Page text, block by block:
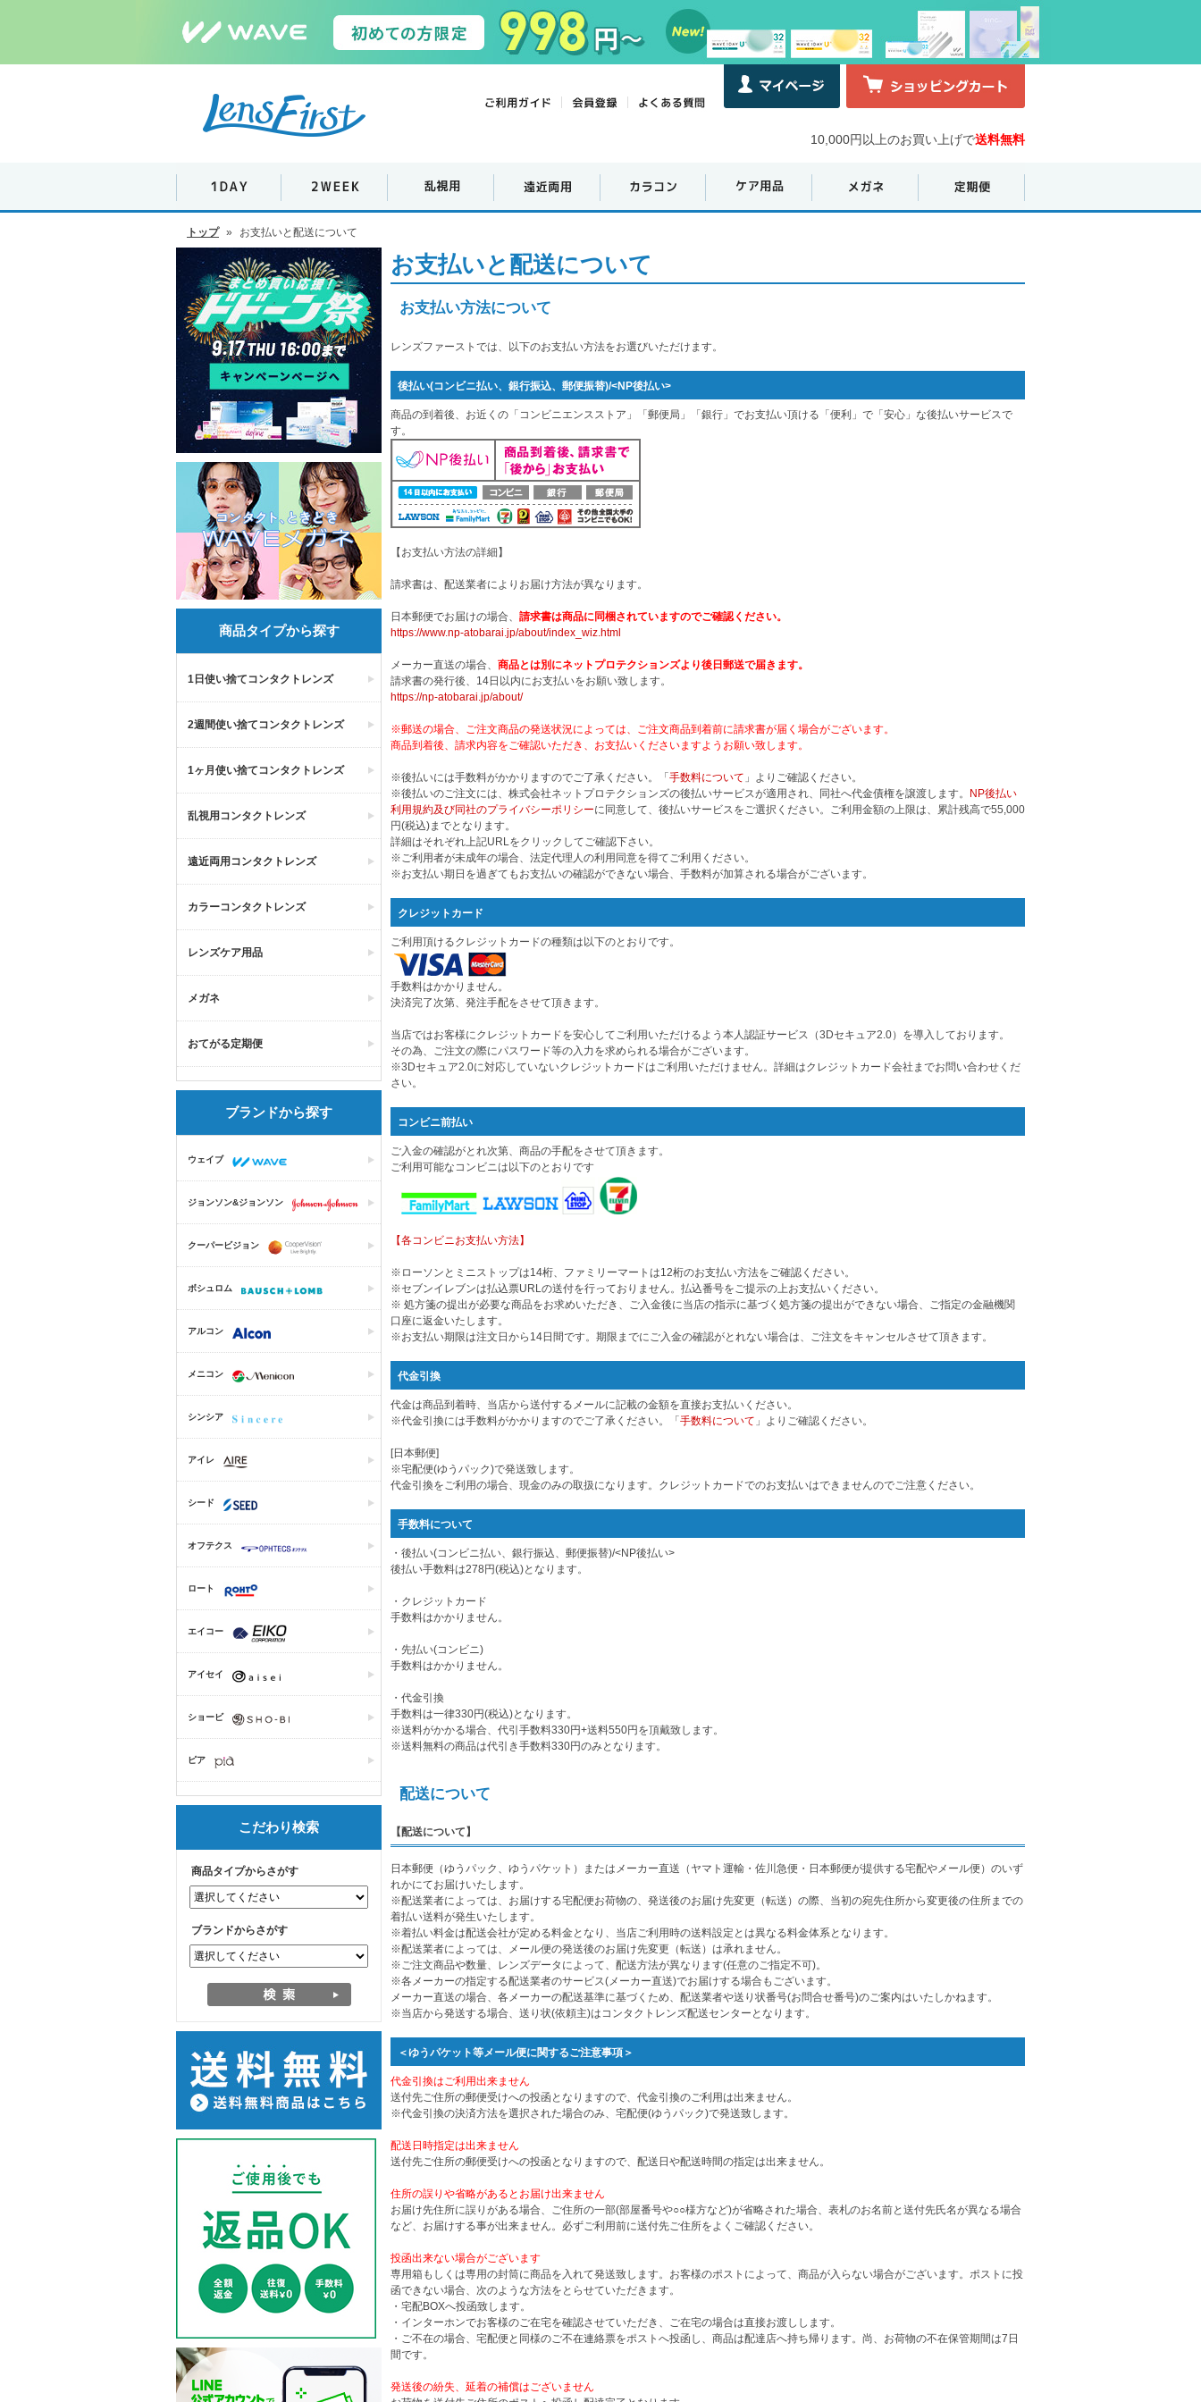
10,000円以上のお買い上げで送料無料
トップ » お支払いと配送について
商品タイプから探す
1日使い捨てコンタクトレンズ
2週間使い捨てコンタクトレンズ
1ヶ月使い捨てコンタクトレンズ
乱視用コンタクトレンズ
遠近両用コンタクトレンズ
カラーコンタクトレンズ
レンズケア用品
メガネ
おてがる定期便
ブランドから探す
ウェイブ
ジョンソン&ジョンソン
クーパービジョン
ボシュロム
アルコン
メニコン
シンシア
アイレ
シード
オフテクス
ロート
エイコー
アイセイ
ショービ
ピア
こだわり検索
商品タイプからさがす
ブランドからさがす
お支払いと配送について
お支払い方法について
レンズファーストでは、以下のお支払い方法をお選びいただけます。
後払い(コンビニ払い、銀行振込、郵便振替)/<NP後払い>
商品の到着後、お近くの「コンビニエンスストア」「郵便局」「銀行」でお支払い頂ける「便利」で「安心」な後払いサービスで
す。
【お支払い方法の詳細】
請求書は、配送業者によりお届け方法が異なります。
日本郵便でお届けの場合、 請求書は商品に同梱されていますのでご確認ください。
https://www.np-atobarai.jp/about/index_wiz.html
メーカー直送の場合、 商品とは別にネットプロテクションズより後日郵送で届きます。
請求書の発行後、14日以内にお支払いをお願い致します。
https://np-atobarai.jp/about/
※郵送の場合、ご注文商品の発送状況によっては、ご注文商品到着前に請求書が届く場合がございます。
商品到着後、請求内容をご確認いただき、お支払いくださいますようお願い致します。
※後払いには手数料がかかりますのでご了承ください。「 手数料について 」よりご確認ください。
※後払いのご注文には、株式会社ネットプロテクションズの後払いサービスが適用され、同社へ代金債権を譲渡します。
NP後払い
利用規約及び同社のプライバシーポリシーに同意して、後払いサービスをご選択ください。ご利用金額の上限は、累計残高で55,000
円(税込)までとなります。
詳細はそれぞれ上記URLをクリックしてご確認下さい。
※ご利用者が未成年の場合、法定代理人の利用同意を得てご利用ください。
※お支払い期日を過ぎてもお支払いの確認ができない場合、手数料が加算される場合がございます。
クレジットカード
ご利用頂けるクレジットカードの種類は以下のとおりです。
手数料はかかりません。
決済完了次第、発注手配をさせて頂きます。
当店ではお客様にクレジットカードを安心してご利用いただけるよう本人認証サービス（3Dセキュア2.0）を導入しております。
その為、ご注文の際にパスワード等の入力を求められる場合がございます。
※3Dセキュア2.0に対応していないクレジットカードはご利用いただけません。詳細はクレジットカード会社までお問い合わせくだ
さい。
コンビニ前払い
ご入金の確認がとれ次第、商品の手配をさせて頂きます。
ご利用可能なコンビニは以下のとおりです
【各コンビニお支払い方法】
※ローソンとミニストップは14桁、ファミリーマートは12桁のお支払い方法をご確認ください。
※セブンイレブンは払込票URLの送付を行っておりません。払込番号をご提示の上お支払いください。
※ 処方箋の提出が必要な商品をお求めいただき、ご入金後に当店の指示に基づく処方箋の提出ができない場合、ご指定の金融機関
口座に返金いたします。
※お支払い期限は注文日から14日間です。期限までにご入金の確認がとれない場合は、ご注文をキャンセルさせて頂きます。
代金引換
代金は商品到着時、当店から送付するメールに記載の金額を直接お支払いください。
※代金引換には手数料がかかりますのでご了承ください。「 手数料について 」よりご確認ください。
[日本郵便]
※宅配便(ゆうパック)で発送致します。
代金引換をご利用の場合、現金のみの取扱になります。クレジットカードでのお支払いはできませんのでご注意ください。
手数料について
・後払い(コンビニ払い、銀行振込、郵便振替)/<NP後払い>
後払い手数料は278円(税込)となります。
・クレジットカード
手数料はかかりません。
・先払い(コンビニ)
手数料はかかりません。
・代金引換
手数料は一律330円(税込)となります。
※送料がかかる場合、代引手数料330円+送料550円を頂戴致します。
※送料無料の商品は代引き手数料330円のみとなります。
配送について
【配送について】
日本郵便（ゆうパック、ゆうパケット）またはメーカー直送（ヤマト運輸・佐川急便・日本郵便が提供する宅配やメール便）のいず
れかにてお届けいたします。
※配送業者によっては、お届けする宅配便お荷物の、発送後のお届け先変更（転送）の際、当初の宛先住所から変更後の住所までの
着払い送料が発生いたします。
※着払い料金は配送会社が定める料金となり、当店ご利用時の送料設定とは異なる料金体系となります。
※配送業者によっては、メール便の発送後のお届け先変更（転送）は承れません。
※ご注文商品や数量、レンズデータによって、配送方法が異なります(任意のご指定不可)。
※各メーカーの指定する配送業者のサービス(メーカー直送)でお届けする場合もございます。
メーカー直送の場合、各メーカーの配送基準に基づくため、配送業者や送り状番号(お問合せ番号)のご案内はいたしかねます。
※当店から発送する場合、送り状(依頼主)はコンタクトレンズ配送センターとなります。
＜ゆうパケット等メール便に関するご注意事項＞
代金引換はご利用出来ません
送付先ご住所の郵便受けへの投函となりますので、代金引換のご利用は出来ません。
※代金引換の決済方法を選択された場合のみ、宅配便(ゆうパック)で発送致します。
配送日時指定は出来ません
送付先ご住所の郵便受けへの投函となりますので、配送日や配送時間の指定は出来ません。
住所の誤りや省略があるとお届け出来ません
お届け先住所に誤りがある場合、ご住所の一部(部屋番号や○○様方など)が省略された場合、表札のお名前と送付先氏名が異なる場合
など、お届けする事が出来ません。必ずご利用前に送付先ご住所をよくご確認ください。
投函出来ない場合がございます
専用箱もしくは専用の封筒に商品を入れて発送致します。お客様のポストによって、商品が入らない場合がございます。ポストに投
函できない場合、次のような方法をとらせていただきます。
・宅配BOXへ投函致します。
・インターホンでお客様のご在宅を確認させていただき、ご在宅の場合は直接お渡しします。
・ご不在の場合、宅配便と同様のご不在連絡票をポストへ投函し、商品は配達店へ持ち帰ります。尚、お荷物の不在保管期間は7日
間です。
発送後の紛失、延着の補償はございません